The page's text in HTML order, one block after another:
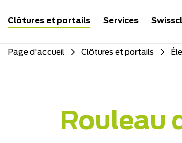
Clôtures et portails Services
Page d'accueil Clôtures et portails
Rouleau